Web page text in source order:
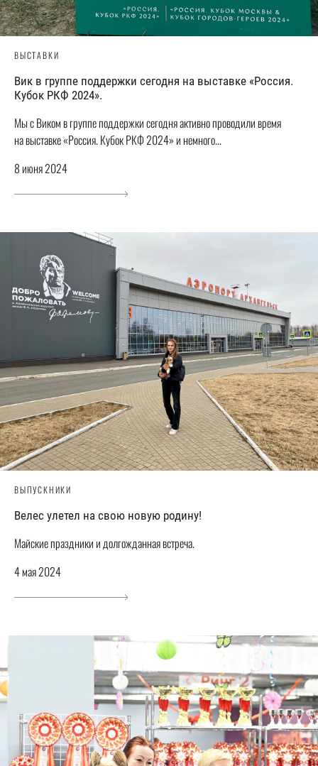
ВЫСТАВКИ
Вик в группе поддержки сегодня на выставке «Россия.
Кубок РКФ 2024».
Мы с Виком в группе поддержки сегодня активно проводили время
на выставке «Россия. Кубок РКФ 2024» и немного...
8 июня 2024
ВЫПУСКНИКИ
Велес улетел на свою новую родину!
Майские праздники и долгожданная встреча.
4 мая 2024